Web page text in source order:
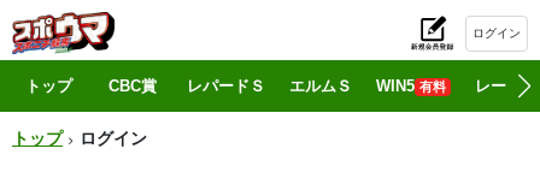
ログイン
トップ CBC賞 レパードＳ エルムＳ WIN5 有料 レース
トップ ログイン